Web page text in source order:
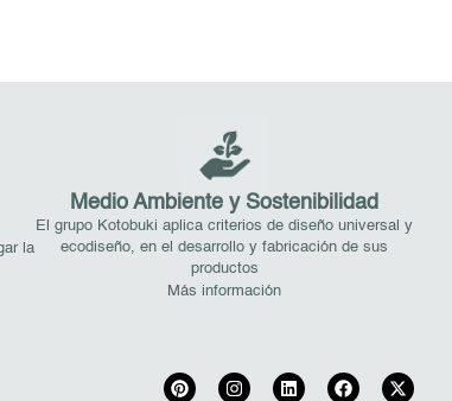
la
Medio Ambiente y Sostenibilidad
El grupo Kotobuki aplica criterios de diseño universal y
ecodiseño, en el desarrollo y fabricación de sus
productos
Más información